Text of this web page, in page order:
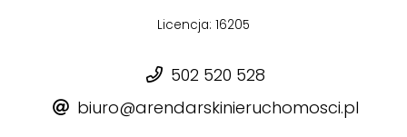
Licencja: 16205
502 520 528
biuro@arendarskinieruchomosci.pl